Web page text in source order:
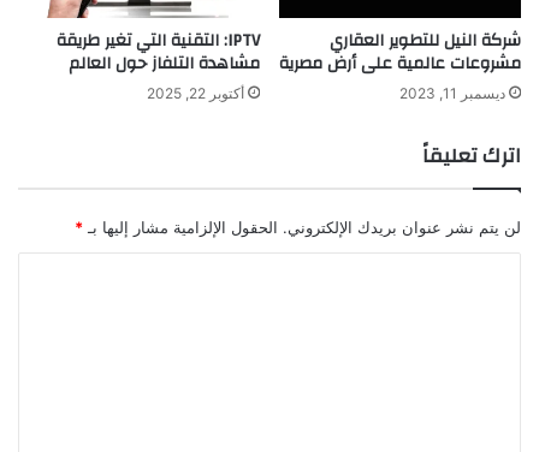
شركة النيل للتطوير العقاري
مشروعات عالمية على أرض مصرية
ديسمبر 11, 2023
IPTV: التقنية التي تغير طريقة
مشاهدة التلفاز حول العالم
أكتوبر 22, 2025
اترك تعليقاً
لن يتم نشر عنوان بريدك الإلكتروني. الحقول الإلزامية مشار إليها بـ *